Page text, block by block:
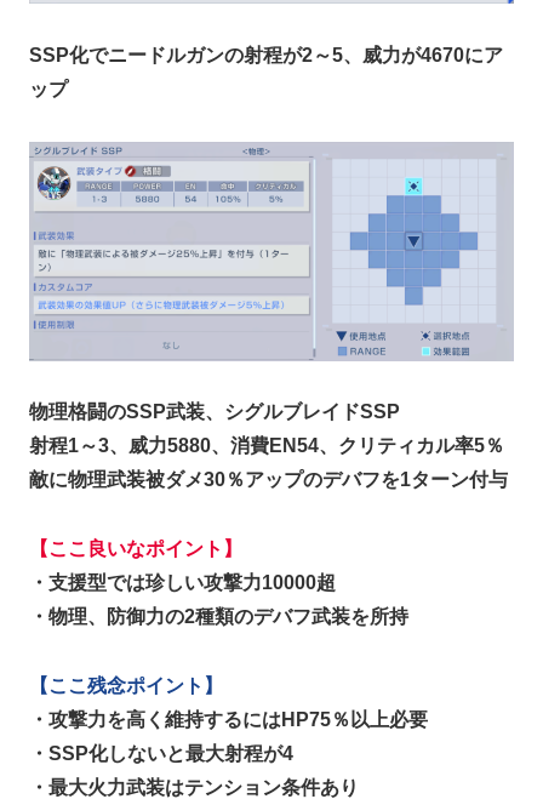
SSP化でニードルガンの射程が2～5、威力が4670にア
ップ
物理格闘のSSP武装、シグルブレイドSSP
射程1～3、威力5880、消費EN54、クリティカル率5％
敵に物理武装被ダメ30％アップのデバフを1ターン付与
【ここ良いなポイント】
・支援型では珍しい攻撃力10000超
・物理、防御力の2種類のデバフ武装を所持
【ここ残念ポイント】
・攻撃力を高く維持するにはHP75％以上必要
・SSP化しないと最大射程が4
・最大火力武装はテンション条件あり